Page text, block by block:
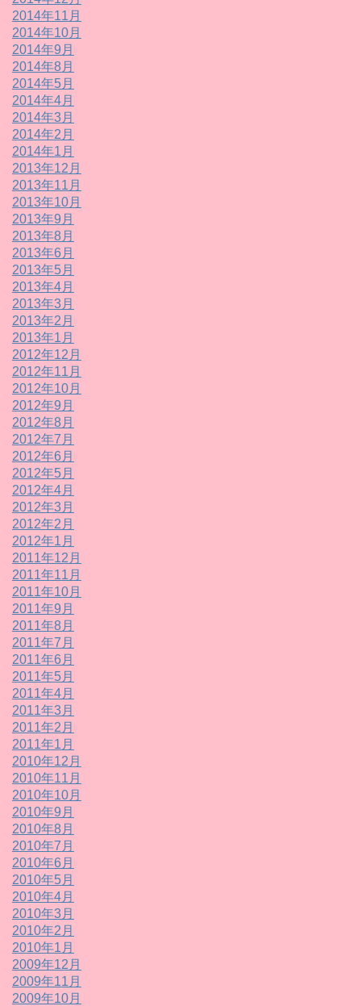
2014年11月
2014年10月
2014年9月
2014年8月
2014年5月
2014年4月
2014年3月
2014年2月
2014年1月
2013年12月
2013年11月
2013年10月
2013年9月
2013年8月
2013年6月
2013年5月
2013年4月
2013年3月
2013年2月
2013年1月
2012年12月
2012年11月
2012年10月
2012年9月
2012年8月
2012年7月
2012年6月
2012年5月
2012年4月
2012年3月
2012年2月
2012年1月
2011年12月
2011年11月
2011年10月
2011年9月
2011年8月
2011年7月
2011年6月
2011年5月
2011年4月
2011年3月
2011年2月
2011年1月
2010年12月
2010年11月
2010年10月
2010年9月
2010年8月
2010年7月
2010年6月
2010年5月
2010年4月
2010年3月
2010年2月
2010年1月
2009年12月
2009年11月
2009年10月